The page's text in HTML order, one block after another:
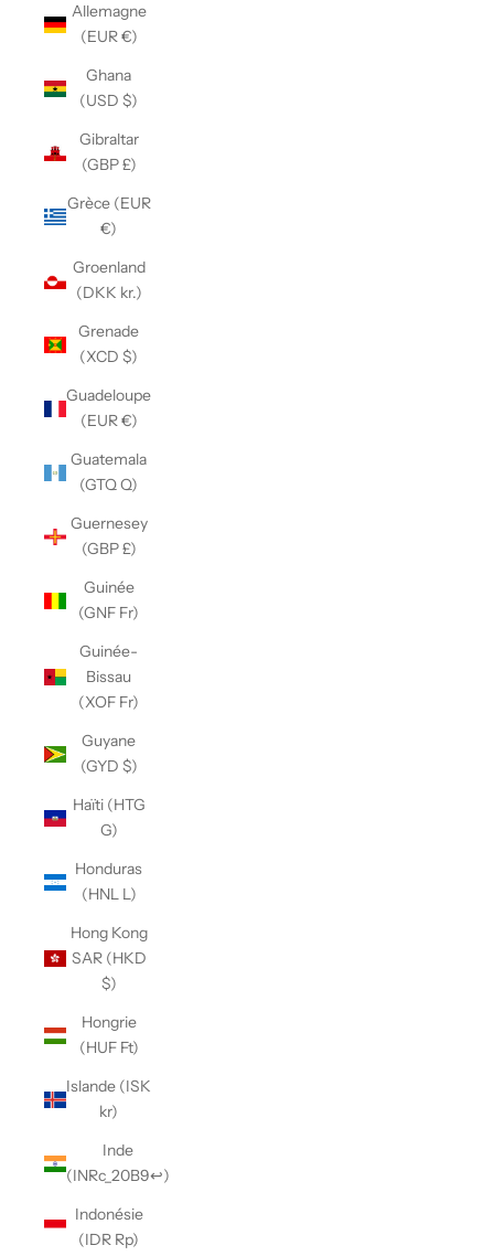
Allemagne
(EUR €)
Ghana
(USD $)
Gibraltar
(GBP £)
Grèce (EUR
€)
Groenland
(DKK kr.)
Grenade
(XCD $)
Guadeloupe
(EUR €)
Guatemala
(GTQ Q)
Guernesey
(GBP £)
Guinée
(GNF Fr)
Guinée-
Bissau
(XOF Fr)
Guyane
(GYD $)
Haïti (HTG
G)
Honduras
(HNL L)
Hong Kong
SAR (HKD
$)
Hongrie
(HUF Ft)
Islande (ISK
kr)
Inde
(INRc_20B9↩)
Indonésie
(IDR Rp)